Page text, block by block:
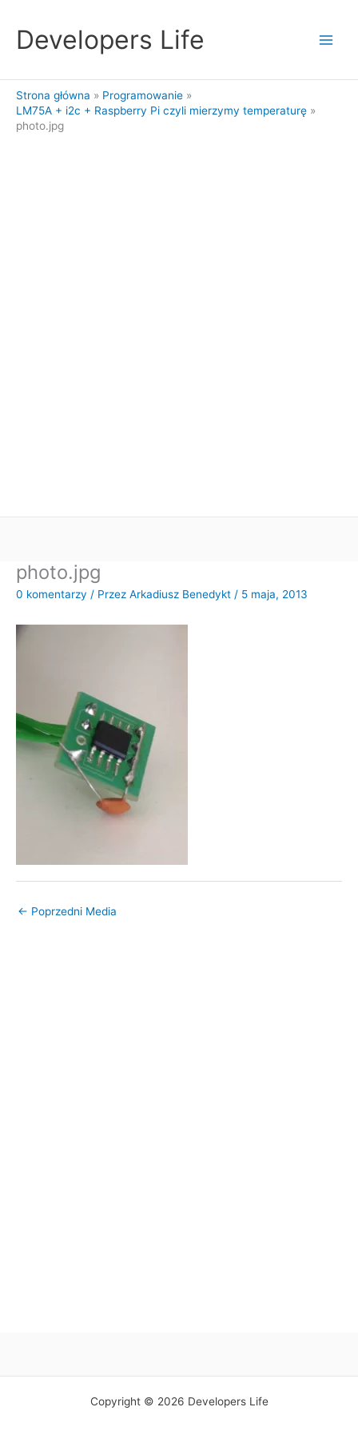
treściDevelopers Life
Strona główna
Programowanie
LM75A + i2c + Raspberry Pi czyli mierzymy temperaturę
photo.jpg
photo.jpg
0 komentarzy / Przez Arkadiusz Benedykt / 5 maja, 2013
← Poprzedni Media
Copyright © 2026 Developers Life